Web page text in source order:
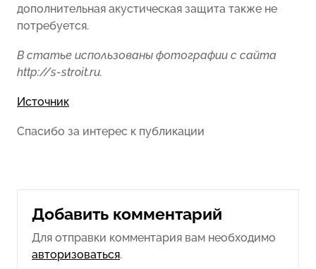
дополнительная акустическая защита также не
потребуется.
В статье использованы фотографии с сайта
http://s-stroit.ru.
Источник
Спасибо за интерес к публикации
Добавить комментарий
Для отправки комментария вам необходимо
авторизоваться.